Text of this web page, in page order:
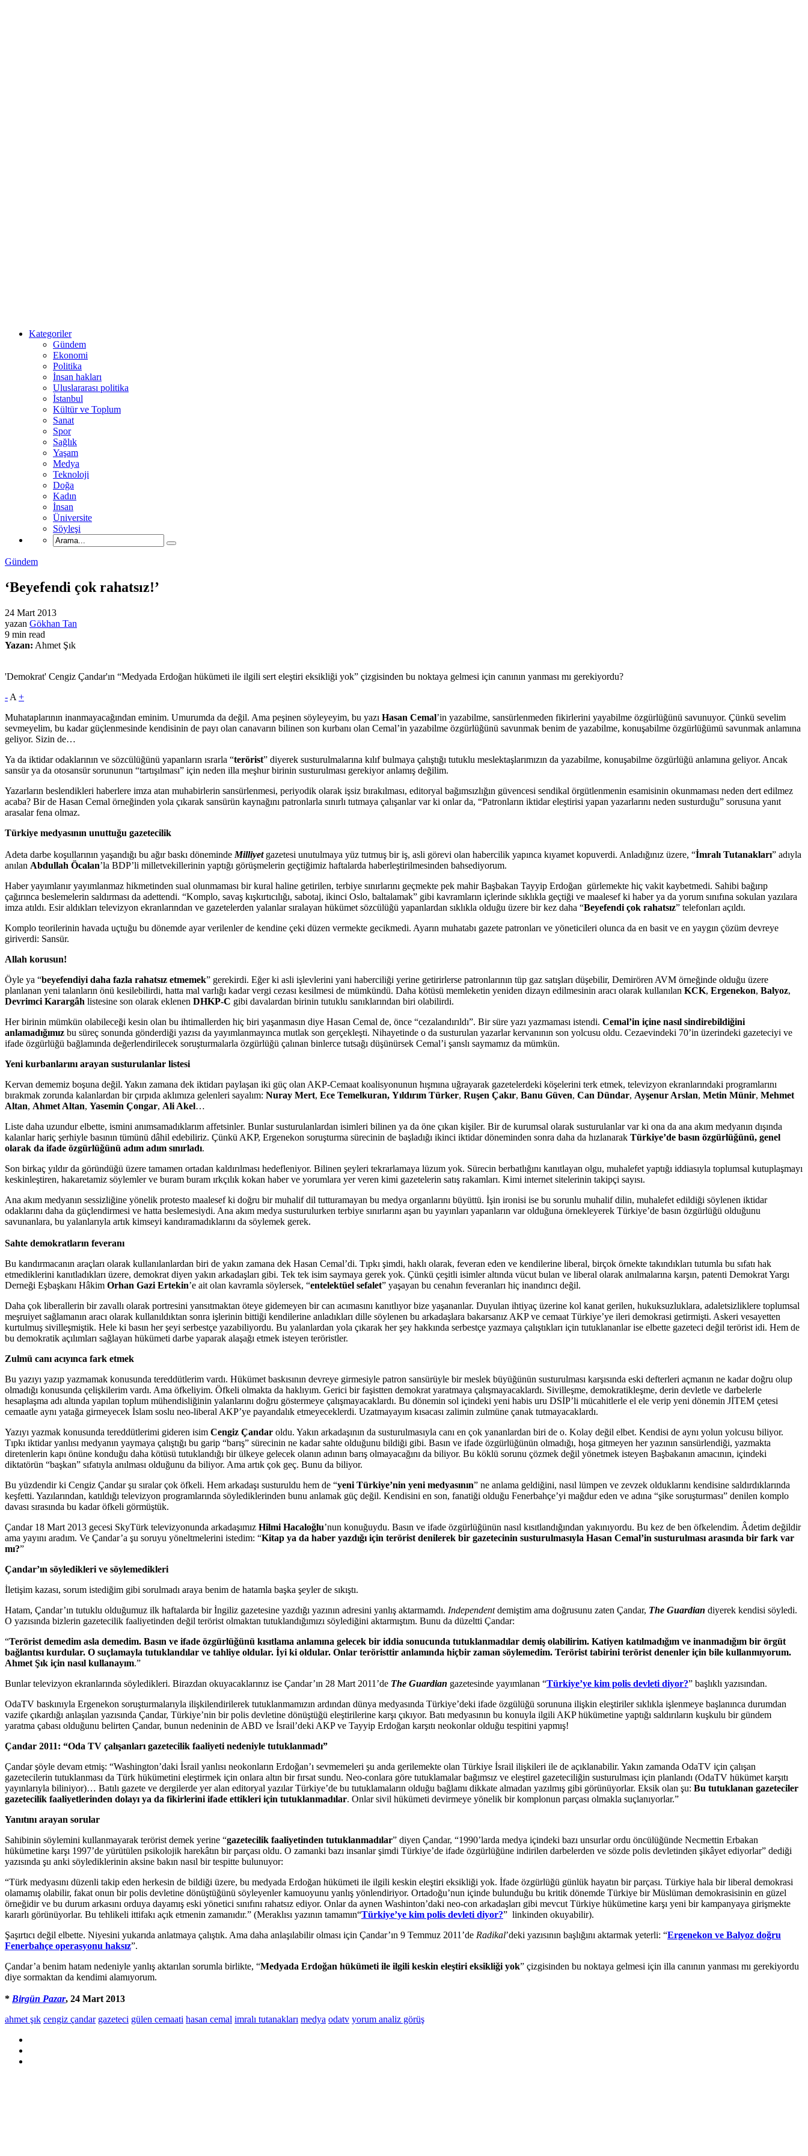
Kategoriler
Gündem
Ekonomi
Politika
İnsan hakları
Uluslararası politika
İstanbul
Kültür ve Toplum
Sanat
Spor
Sağlık
Yaşam
Medya
Teknoloji
Doğa
Kadın
İnsan
Üniversite
Söyleşi
Gündem
‘Beyefendi çok rahatsız!’
24 Mart 2013
yazan Gökhan Tan
9 min read
Yazan: Ahmet Şık
'Demokrat' Cengiz Çandar'ın “Medyada Erdoğan hükümeti ile ilgili sert eleştiri eksikliği yok” çizgisinden bu noktaya gelmesi için canının yanması mı gerekiyordu?
- A +
Muhataplarının inanmayacağından eminim. Umurumda da değil. Ama peşinen söyleyeyim, bu yazı Hasan Cemal’in yazabilme, sansürlenmeden fikirlerini yayabilme özgürlüğünü savunuyor. Çünkü sevelim
sevmeyelim, bu kadar güçlenmesinde kendisinin de payı olan canavarın bilinen son kurbanı olan Cemal’in yazabilme özgürlüğünü savunmak benim de yazabilme, konuşabilme özgürlüğümü savunmak anlamına
geliyor. Sizin de…
Ya da iktidar odaklarının ve sözcülüğünü yapanların ısrarla “terörist” diyerek susturulmalarına kılıf bulmaya çalıştığı tutuklu meslektaşlarımızın da yazabilme, konuşabilme özgürlüğü anlamına geliyor. Ancak
sansür ya da otosansür sorununun “tartışılması” için neden illa meşhur birinin susturulması gerekiyor anlamış değilim.
Yazarların beslendikleri haberlere imza atan muhabirlerin sansürlenmesi, periyodik olarak işsiz bırakılması, editoryal bağımsızlığın güvencesi sendikal örgütlenmenin esamisinin okunmaması neden dert edilmez
acaba? Bir de Hasan Cemal örneğinden yola çıkarak sansürün kaynağını patronlarla sınırlı tutmaya çalışanlar var ki onlar da, “Patronların iktidar eleştirisi yapan yazarlarını neden susturduğu” sorusuna yanıt
arasalar fena olmaz.
Türkiye medyasının unuttuğu gazetecilik
Adeta darbe koşullarının yaşandığı bu ağır baskı döneminde Milliyet gazetesi unutulmaya yüz tutmuş bir iş, asli görevi olan habercilik yapınca kıyamet kopuverdi. Anladığınız üzere, “İmralı Tutanakları” adıyla
anılan Abdullah Öcalan’la BDP’li milletvekillerinin yaptığı görüşmelerin geçtiğimiz haftalarda haberleştirilmesinden bahsediyorum.
Haber yayımlanır yayımlanmaz hikmetinden sual olunmaması bir kural haline getirilen, terbiye sınırlarını geçmekte pek mahir Başbakan Tayyip Erdoğan gürlemekte hiç vakit kaybetmedi. Sahibi bağırıp
çağırınca beslemelerin saldırması da adettendi. “Komplo, savaş kışkırtıcılığı, sabotaj, ikinci Oslo, baltalamak” gibi kavramların içlerinde sıklıkla geçtiği ve maalesef ki haber ya da yorum sınıfına sokulan yazılara
imza atıldı. Esir aldıkları televizyon ekranlarından ve gazetelerden yalanlar sıralayan hükümet sözcülüğü yapanlardan sıklıkla olduğu üzere bir kez daha “Beyefendi çok rahatsız” telefonları açıldı.
Komplo teorilerinin havada uçtuğu bu dönemde ayar verilenler de kendine çeki düzen vermekte gecikmedi. Ayarın muhatabı gazete patronları ve yöneticileri olunca da en basit ve en yaygın çözüm devreye
giriverdi: Sansür.
Allah korusun!
Öyle ya “beyefendiyi daha fazla rahatsız etmemek” gerekirdi. Eğer ki asli işlevlerini yani haberciliği yerine getirirlerse patronlarının tüp gaz satışları düşebilir, Demirören AVM örneğinde olduğu üzere
planlanan yeni talanların önü kesilebilirdi, hatta mal varlığı kadar vergi cezası kesilmesi de mümkündü. Daha kötüsü memleketin yeniden dizayn edilmesinin aracı olarak kullanılan KCK, Ergenekon, Balyoz,
Devrimci Karargâh listesine son olarak eklenen DHKP-C gibi davalardan birinin tutuklu sanıklarından biri olabilirdi.
Her birinin mümkün olabileceği kesin olan bu ihtimallerden hiç biri yaşanmasın diye Hasan Cemal de, önce “cezalandırıldı”. Bir süre yazı yazmaması istendi. Cemal’in içine nasıl sindirebildiğini
anlamadığımız bu süreç sonunda gönderdiği yazısı da yayımlanmayınca mutlak son gerçekleşti. Nihayetinde o da susturulan yazarlar kervanının son yolcusu oldu. Cezaevindeki 70’in üzerindeki gazeteciyi ve
ifade özgürlüğü bağlamında değerlendirilecek soruşturmalarla özgürlüğü çalınan binlerce tutsağı düşünürsek Cemal’i şanslı saymamız da mümkün.
Yeni kurbanlarını arayan susturulanlar listesi
Kervan dememiz boşuna değil. Yakın zamana dek iktidarı paylaşan iki güç olan AKP-Cemaat koalisyonunun hışmına uğrayarak gazetelerdeki köşelerini terk etmek, televizyon ekranlarındaki programlarını
bırakmak zorunda kalanlardan bir çırpıda aklımıza gelenleri sayalım: Nuray Mert, Ece Temelkuran, Yıldırım Türker, Ruşen Çakır, Banu Güven, Can Dündar, Ayşenur Arslan, Metin Münir, Mehmet
Altan, Ahmet Altan, Yasemin Çongar, Ali Akel…
Liste daha uzundur elbette, ismini anımsamadıklarım affetsinler. Bunlar susturulanlardan isimleri bilinen ya da öne çıkan kişiler. Bir de kurumsal olarak susturulanlar var ki ona da ana akım medyanın dışında
kalanlar hariç şerhiyle basının tümünü dâhil edebiliriz. Çünkü AKP, Ergenekon soruşturma sürecinin de başladığı ikinci iktidar döneminden sonra daha da hızlanarak Türkiye’de basın özgürlüğünü, genel
olarak da ifade özgürlüğünü adım adım sınırladı.
Son birkaç yıldır da göründüğü üzere tamamen ortadan kaldırılması hedefleniyor. Bilinen şeyleri tekrarlamaya lüzum yok. Sürecin berbatlığını kanıtlayan olgu, muhalefet yaptığı iddiasıyla toplumsal kutuplaşmayı
keskinleştiren, hakaretamiz söylemler ve buram buram ırkçılık kokan haber ve yorumlara yer veren kimi gazetelerin satış rakamları. Kimi internet sitelerinin takipçi sayısı.
Ana akım medyanın sessizliğine yönelik protesto maalesef ki doğru bir muhalif dil tutturamayan bu medya organlarını büyüttü. İşin ironisi ise bu sorunlu muhalif dilin, muhalefet edildiği söylenen iktidar
odaklarını daha da güçlendirmesi ve hatta beslemesiydi. Ana akım medya susturulurken terbiye sınırlarını aşan bu yayınları yapanların var olduğuna örnekleyerek Türkiye’de basın özgürlüğü olduğunu
savunanlara, bu yalanlarıyla artık kimseyi kandıramadıklarını da söylemek gerek.
Sahte demokratların feveranı
Bu kandırmacanın araçları olarak kullanılanlardan biri de yakın zamana dek Hasan Cemal’di. Tıpkı şimdi, haklı olarak, feveran eden ve kendilerine liberal, birçok örnekte takındıkları tutumla bu sıfatı hak
etmediklerini kanıtladıkları üzere, demokrat diyen yakın arkadaşları gibi. Tek tek isim saymaya gerek yok. Çünkü çeşitli isimler altında vücut bulan ve liberal olarak anılmalarına karşın, patenti Demokrat Yargı
Derneği Eşbaşkanı Hâkim Orhan Gazi Ertekin’e ait olan kavramla söylersek, “entelektüel sefalet” yaşayan bu cenahın feveranları hiç inandırıcı değil.
Daha çok liberallerin bir zavallı olarak portresini yansıtmaktan öteye gidemeyen bir can acımasını kanıtlıyor bize yaşananlar. Duyulan ihtiyaç üzerine kol kanat gerilen, hukuksuzluklara, adaletsizliklere toplumsal
meşruiyet sağlamanın aracı olarak kullanıldıktan sonra işlerinin bittiği kendilerine anladıkları dille söylenen bu arkadaşlara bakarsanız AKP ve cemaat Türkiye’ye ileri demokrasi getirmişti. Askeri vesayetten
kurtulmuş sivilleşmiştik. Hele ki basın her şeyi serbestçe yazabiliyordu. Bu yalanlardan yola çıkarak her şey hakkında serbestçe yazmaya çalıştıkları için tutuklananlar ise elbette gazeteci değil terörist idi. Hem de
bu demokratik açılımları sağlayan hükümeti darbe yaparak alaşağı etmek isteyen teröristler.
Zulmü canı acıyınca fark etmek
Bu yazıyı yazıp yazmamak konusunda tereddütlerim vardı. Hükümet baskısının devreye girmesiyle patron sansürüyle bir meslek büyüğünün susturulması karşısında eski defterleri açmanın ne kadar doğru olup
olmadığı konusunda çelişkilerim vardı. Ama öfkeliyim. Öfkeli olmakta da haklıyım. Gerici bir faşistten demokrat yaratmaya çalışmayacaklardı. Sivilleşme, demokratikleşme, derin devletle ve darbelerle
hesaplaşma adı altında yapılan toplum mühendisliğinin yalanlarını doğru göstermeye çalışmayacaklardı. Bu dönemin sol içindeki yeni habis uru DSİP’li mücahitlerle el ele verip yeni dönemin JİTEM çetesi
cemaatle aynı yatağa girmeyecek İslam soslu neo-liberal AKP’ye payandalık etmeyeceklerdi. Uzatmayayım kısacası zalimin zulmüne çanak tutmayacaklardı.
Yazıyı yazmak konusunda tereddütlerimi gideren isim Cengiz Çandar oldu. Yakın arkadaşının da susturulmasıyla canı en çok yananlardan biri de o. Kolay değil elbet. Kendisi de aynı yolun yolcusu biliyor.
Tıpkı iktidar yanlısı medyanın yaymaya çalıştığı bu garip “barış” sürecinin ne kadar sahte olduğunu bildiği gibi. Basın ve ifade özgürlüğünün olmadığı, hoşa gitmeyen her yazının sansürlendiği, yazmakta
diretenlerin kapı önüne konduğu daha kötüsü tutuklandığı bir ülkeye gelecek olanın adının barış olmayacağını da biliyor. Bu köklü sorunu çözmek değil yönetmek isteyen Başbakanın amacının, içindeki
diktatörün “başkan” sıfatıyla anılması olduğunu da biliyor. Ama artık çok geç. Bunu da biliyor.
Bu yüzdendir ki Cengiz Çandar şu sıralar çok öfkeli. Hem arkadaşı susturuldu hem de “yeni Türkiye’nin yeni medyasının” ne anlama geldiğini, nasıl lümpen ve zevzek olduklarını kendisine saldırdıklarında
keşfetti. Yazılarından, katıldığı televizyon programlarında söylediklerinden bunu anlamak güç değil. Kendisini en son, fanatiği olduğu Fenerbahçe’yi mağdur eden ve adına “şike soruşturması” denilen komplo
davası sırasında bu kadar öfkeli görmüştük.
Çandar 18 Mart 2013 gecesi SkyTürk televizyonunda arkadaşımız Hilmi Hacaloğlu’nun konuğuydu. Basın ve ifade özgürlüğünün nasıl kısıtlandığından yakınıyordu. Bu kez de ben öfkelendim. Âdetim değildir
ama yayını aradım. Ve Çandar’a şu soruyu yöneltmelerini istedim: “Kitap ya da haber yazdığı için terörist denilerek bir gazetecinin susturulmasıyla Hasan Cemal’in susturulması arasında bir fark var
mı?”
Çandar’ın söyledikleri ve söylemedikleri
İletişim kazası, sorum istediğim gibi sorulmadı araya benim de hatamla başka şeyler de sıkıştı.
Hatam, Çandar’ın tutuklu olduğumuz ilk haftalarda bir İngiliz gazetesine yazdığı yazının adresini yanlış aktarmamdı. Independentdemiştim ama doğrusunu zaten Çandar, The Guardian diyerek kendisi söyledi.
O yazısında bizlerin gazetecilik faaliyetinden değil terörist olmaktan tutuklandığımızı söylediğini aktarmıştım. Bunu da düzeltti Çandar:
“Terörist demedim asla demedim. Basın ve ifade özgürlüğünü kısıtlama anlamına gelecek bir iddia sonucunda tutuklanmadılar demiş olabilirim. Katiyen katılmadığım ve inanmadığım bir örgüt
bağlantısı kurdular. O suçlamayla tutuklandılar ve tahliye oldular. İyi ki oldular. Onlar teröristtir anlamında hiçbir zaman söylemedim. Terörist tabirini terörist denenler için bile kullanmıyorum.
Ahmet Şık için nasıl kullanayım.”
Bunlar televizyon ekranlarında söyledikleri. Birazdan okuyacaklarınız ise Çandar’ın 28 Mart 2011’de The Guardian gazetesinde yayımlanan “Türkiye’ye kim polis devleti diyor?” başlıklı yazısından.
OdaTV baskınıyla Ergenekon soruşturmalarıyla ilişkilendirilerek tutuklanmamızın ardından dünya medyasında Türkiye’deki ifade özgülüğü sorununa ilişkin eleştiriler sıklıkla işlenmeye başlanınca durumdan
vazife çıkardığı anlaşılan yazısında Çandar, Türkiye’nin bir polis devletine dönüştüğü eleştirilerine karşı çıkıyor. Batı medyasının bu konuyla ilgili AKP hükümetine yaptığı saldırıların kuşkulu bir gündem
yaratma çabası olduğunu belirten Çandar, bunun nedeninin de ABD ve İsrail’deki AKP ve Tayyip Erdoğan karşıtı neokonlar olduğu tespitini yapmış!
Çandar 2011: “Oda TV çalışanları gazetecilik faaliyeti nedeniyle tutuklanmadı”
Çandar şöyle devam etmiş: “Washington’daki İsrail yanlısı neokonların Erdoğan’ı sevmemeleri şu anda gerilemekte olan Türkiye İsrail ilişkileri ile de açıklanabilir. Yakın zamanda OdaTV için çalışan
gazetecilerin tutuklanması da Türk hükümetini eleştirmek için onlara altın bir fırsat sundu. Neo-conlara göre tutuklamalar bağımsız ve eleştirel gazeteciliğin susturulması için planlandı (OdaTV hükümet karşıtı
yayınlarıyla biliniyor)… Batılı gazete ve dergilerde yer alan editoryal yazılar Türkiye’de bu tutuklamaların olduğu bağlamı dikkate almadan yazılmış gibi görünüyorlar. Eksik olan şu: Bu tutuklanan gazeteciler
gazetecilik faaliyetlerinden dolayı ya da fikirlerini ifade ettikleri için tutuklanmadılar. Onlar sivil hükümeti devirmeye yönelik bir komplonun parçası olmakla suçlanıyorlar.”
Yanıtını arayan sorular
Sahibinin söylemini kullanmayarak terörist demek yerine “gazetecilik faaliyetinden tutuklanmadılar” diyen Çandar, “1990’larda medya içindeki bazı unsurlar ordu öncülüğünde Necmettin Erbakan
hükümetine karşı 1997’de yürütülen psikolojik harekâtın bir parçası oldu. O zamanki bazı insanlar şimdi Türkiye’de ifade özgürlüğüne indirilen darbelerden ve sözde polis devletinden şikâyet ediyorlar” dediği
yazısında şu anki söylediklerinin aksine bakın nasıl bir tespitte bulunuyor:
“Türk medyasını düzenli takip eden herkesin de bildiği üzere, bu medyada Erdoğan hükümeti ile ilgili keskin eleştiri eksikliği yok. İfade özgürlüğü günlük hayatın bir parçası. Türkiye hala bir liberal demokrasi
olamamış olabilir, fakat onun bir polis devletine dönüştüğünü söyleyenler kamuoyunu yanlış yönlendiriyor. Ortadoğu’nun içinde bulunduğu bu kritik dönemde Türkiye bir Müslüman demokrasisinin en güzel
örneğidir ve bu durum arkasını orduya dayamış eski yönetici sınıfını rahatsız ediyor. Onlar da aynen Washinton’daki neo-con arkadaşları gibi mevcut Türkiye hükümetine karşı yeni bir kampanyaya girişmekte
kararlı görünüyorlar. Bu tehlikeli ittifakı açık etmenin zamanıdır.” (Meraklısı yazının tamamın“Türkiye’ye kim polis devleti diyor?” linkinden okuyabilir).
Şaşırtıcı değil elbette. Niyesini yukarıda anlatmaya çalıştık. Ama daha anlaşılabilir olması için Çandar’ın 9 Temmuz 2011’de Radikal’deki yazısının başlığını aktarmak yeterli: “Ergenekon ve Balyoz doğru
Fenerbahçe operasyonu haksız”.
Çandar’a benim hatam nedeniyle yanlış aktarılan sorumla birlikte, “Medyada Erdoğan hükümeti ile ilgili keskin eleştiri eksikliği yok” çizgisinden bu noktaya gelmesi için illa canının yanması mı gerekiyordu
diye sormaktan da kendimi alamıyorum.
* Birgün Pazar, 24 Mart 2013
ahmet şık cengiz çandar gazeteci gülen cemaati hasan cemal imralı tutanakları medya odatv yorum analiz görüş